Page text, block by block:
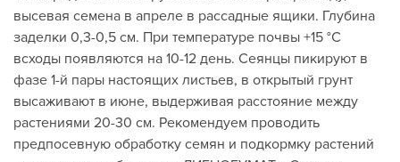
высевая семена в апреле в рассадные ящики. Глубина
заделки 0,3-0,5 см. При температуре почвы +15 °C
всходы появляются на 10-12 день. Сеянцы пикируют в
фазе 1-й пары настоящих листьев, в открытый грунт
высаживают в июне, выдерживая расстояние между
растениями 20-30 см. Рекомендуем проводить
предпосевную обработку семян и подкормку растений